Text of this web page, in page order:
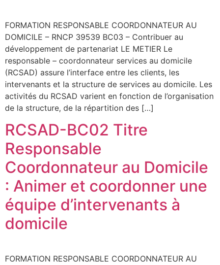
FORMATION RESPONSABLE COORDONNATEUR AU
DOMICILE – RNCP 39539 BC03 – Contribuer au
développement de partenariat LE METIER Le
responsable – coordonnateur services au domicile
(RCSAD) assure l’interface entre les clients, les
intervenants et la structure de services au domicile. Les
activités du RCSAD varient en fonction de l’organisation
de la structure, de la répartition des […]
RCSAD-BC02 Titre
Responsable
Coordonnateur au Domicile
: Animer et coordonner une
équipe d’intervenants à
domicile
FORMATION RESPONSABLE COORDONNATEUR AU